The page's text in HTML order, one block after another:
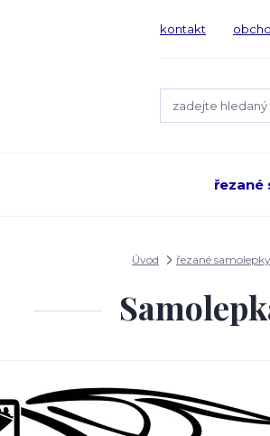
kontakt
řezané
Úvod řezané samolepky